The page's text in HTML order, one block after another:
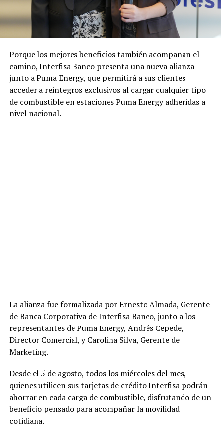
Porque los mejores beneficios también acompañan el
camino, Interfisa Banco presenta una nueva alianza
junto a Puma Energy, que permitirá a sus clientes
acceder a reintegros exclusivos al cargar cualquier tipo
de combustible en estaciones Puma Energy adheridas a
nivel nacional.
La alianza fue formalizada por Ernesto Almada, Gerente
de Banca Corporativa de Interfisa Banco, junto a los
representantes de Puma Energy, Andrés Cepede,
Director Comercial, y Carolina Silva, Gerente de
Marketing.
Desde el 5 de agosto, todos los miércoles del mes,
quienes utilicen sus tarjetas de crédito Interfisa podrán
ahorrar en cada carga de combustible, disfrutando de un
beneficio pensado para acompañar la movilidad
cotidiana.